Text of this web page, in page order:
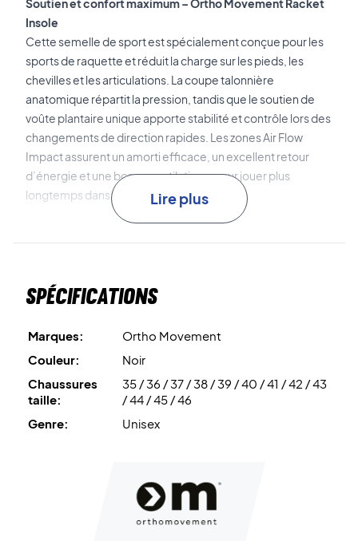
Soutien et confort maximum – Ortho Movement Racket
Insole
Cette semelle de sport est spécialement conçue pour les
sports de raquette et réduit la charge sur les pieds, les
chevilles et les articulations. La coupe talonnière
anatomique répartit la pression, tandis que le soutien de
voûte plantaire unique apporte stabilité et contrôle lors des
changements de direction rapides. Les zones Air Flow
Impact assurent un amorti efficace, un excellent retour
d’énergie et une bonne ventilation – pour jouer plus
longtemps dans un confort optimal.
semelle actuelle.
Lire plus
Spécifications
Marques:
Ortho Movement
Couleur:
Noir
Chaussures
taille:
35 / 36 / 37 / 38 / 39 / 40 / 41 / 42 / 43
/ 44 / 45 / 46
Genre:
Unisex